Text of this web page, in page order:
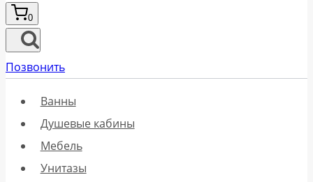
0
Позвонить
Ванны
Душевые кабины
Мебель
Унитазы